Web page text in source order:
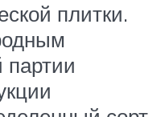
плитки.
партии